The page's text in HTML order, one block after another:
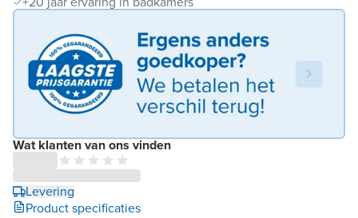
Wat klanten van ons vinden
Levering
Product specificaties